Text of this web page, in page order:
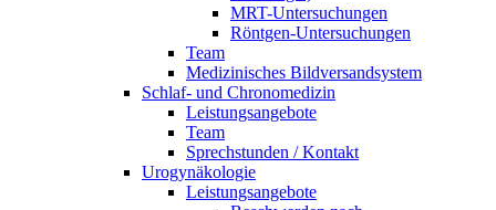
MRT-Untersuchungen
Röntgen-Untersuchungen
Team
Medizinisches Bildversandsystem
Schlaf- und Chronomedizin
Leistungsangebote
Team
Sprechstunden / Kontakt
Urogynäkologie
Leistungsangebote